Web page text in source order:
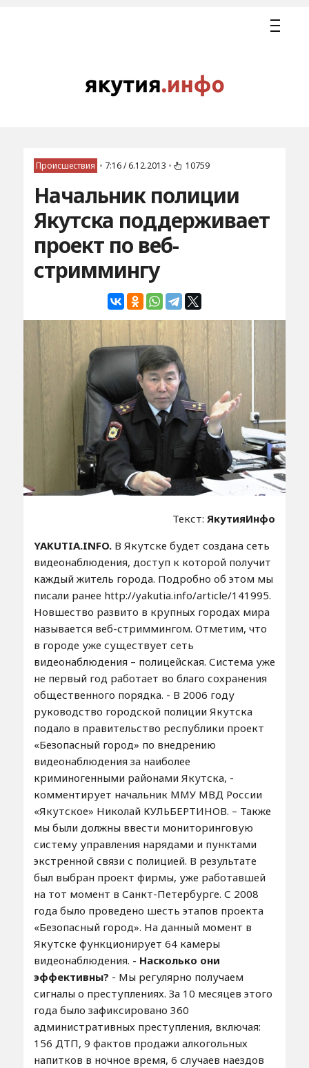
Происшествия • 7:16 / 6.12.2013 • 10759
Начальник полиции
Якутска поддерживает
проект по веб-
стриммингу
Текст: ЯкутияИнфо
YAKUTIA.INFO. В Якутске будет создана сеть
видеонаблюдения, доступ к которой получит
каждый житель города. Подробно об этом мы
писали ранее http://yakutia.info/article/141995.
Новшество развито в крупных городах мира
называется веб-стриммингом. Отметим, что
в городе уже существует сеть
видеонаблюдения – полицейская. Система уже
не первый год работает во благо сохранения
общественного порядка. - В 2006 году
руководство городской полиции Якутска
подало в правительство республики проект
«Безопасный город» по внедрению
видеонаблюдения за наиболее
криминогенными районами Якутска, -
комментирует начальник ММУ МВД России
«Якутское» Николай КУЛЬБЕРТИНОВ. – Также
мы были должны ввести мониторинговую
систему управления нарядами и пунктами
экстренной связи с полицией. В результате
был выбран проект фирмы, уже работавшей
на тот момент в Санкт-Петербурге. С 2008
года было проведено шесть этапов проекта
«Безопасный город». На данный момент в
Якутске функционирует 64 камеры
видеонаблюдения. - Насколько они
эффективны? - Мы регулярно получаем
сигналы о преступлениях. За 10 месяцев этого
года было зафиксировано 360
административных преступления, включая:
156 ДТП, 9 фактов продажи алкогольных
напитков в ночное время, 6 случаев наездов